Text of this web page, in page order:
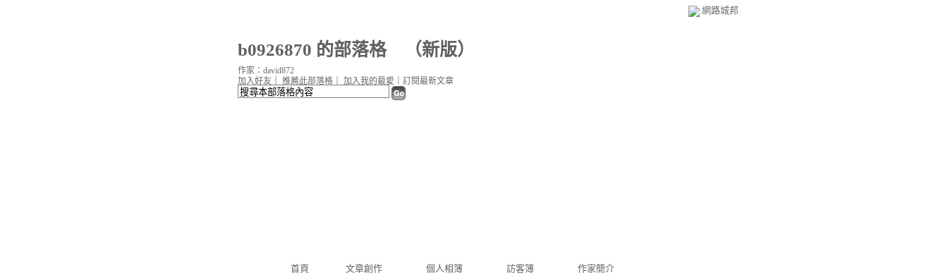
網路城邦
b0926870 的部落格（新版）
首頁 文章創作 個人相簿 訪客簿 作家簡介
加入好友 推薦此部落格 加入我的最愛 訂閱最新文章
作家：david872